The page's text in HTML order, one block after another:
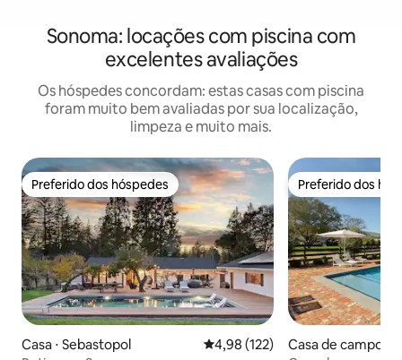
Sonoma: locações com piscina com
excelentes avaliações
Os hóspedes concordam: estas casas com piscina
foram muito bem avaliadas por sua localização,
limpeza e muito mais.
Preferido dos hóspedes
Preferido dos hóspedes
Casa ⋅ Sebastopol 4,98 de uma avaliação média de
4,98 (122)
Preferido dos
Preferido dos
Casa de campo ⋅